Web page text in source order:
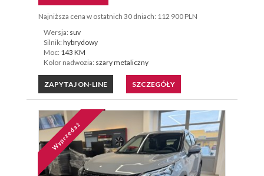
Najniższa cena w ostatnich 30 dniach: 112 900 PLN
Wersja: suv
Silnik: hybrydowy
Moc: 143 KM
Kolor nadwozia: szary metaliczny
ZAPYTAJ ON-LINE SZCZEGÓŁY
Wyprzedaż